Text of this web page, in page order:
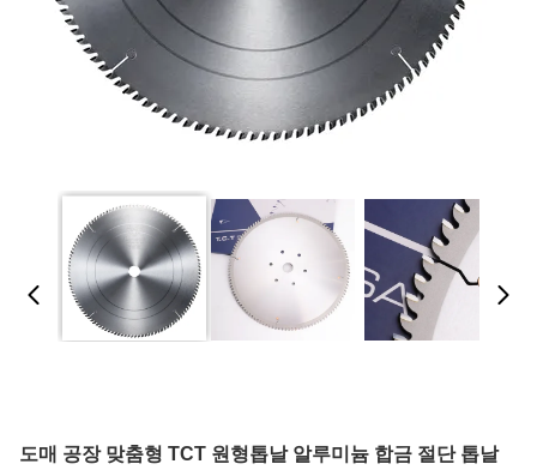
도매 공장 맞춤형 TCT 원형톱날 알루미늄 합금 절단 톱날